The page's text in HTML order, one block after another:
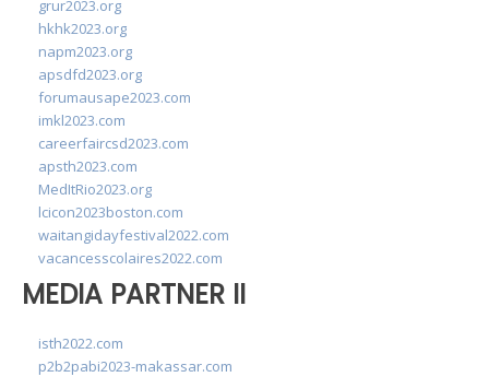
grur2023.org
hkhk2023.org
napm2023.org
apsdfd2023.org
forumausape2023.com
imkl2023.com
careerfaircsd2023.com
apsth2023.com
MedItRio2023.org
lcicon2023boston.com
waitangidayfestival2022.com
vacancesscolaires2022.com
MEDIA PARTNER II
isth2022.com
p2b2pabi2023-makassar.com